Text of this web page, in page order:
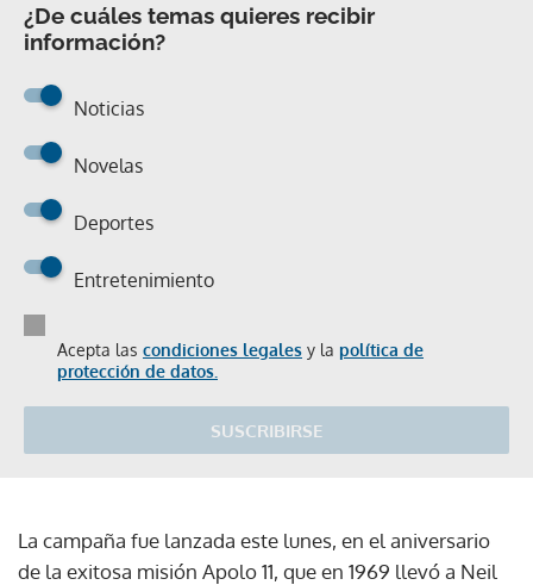
¿De cuáles temas quieres recibir
información?
Noticias
Novelas
Deportes
Entretenimiento
Acepta las condiciones legales y la política de
protección de datos.
SUSCRIBIRSE
La campaña fue lanzada este lunes, en el aniversario
de la exitosa misión Apolo 11, que en 1969 llevó a Neil